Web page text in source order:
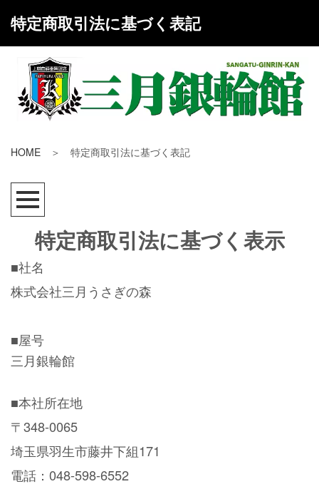
特定商取引法に基づく表記
HOME ＞ 特定商取引法に基づく表記
特定商取引法に基づく表示
■社名
株式会社三月うさぎの森
■屋号
三月銀輪館
■本社所在地
〒348-0065
埼玉県羽生市藤井下組171
電話：048-598-6552